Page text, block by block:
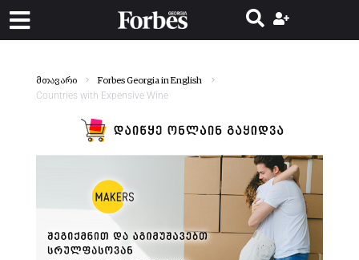
მთავარი Forbes Georgia in English
Countries with Expensive Wine